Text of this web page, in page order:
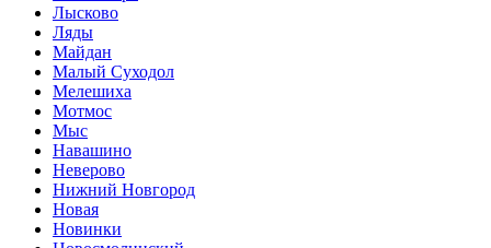
Лысково
Ляды
Майдан
Малый Суходол
Мелешиха
Мотмос
Мыс
Навашино
Неверово
Нижний Новгород
Новая
Новинки